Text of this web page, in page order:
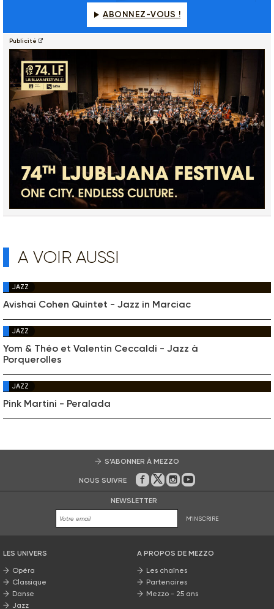
ABONNEZ-VOUS !
Publicité
A VOIR AUSSI
JAZZ
Avishai Cohen Quintet - Jazz in Marciac
JAZZ
Yom & Théo et Valentin Ceccaldi - Jazz à
Porquerolles
JAZZ
Pink Martini - Peralada
S’ABONNER À MEZZO
NOUS SUIVRE Sur Facebook
Sur Twitter
Sur Instagram
Sur Youtube
NEWSLETTER
M'INSCRIRE
LES UNIVERS
Opéra
Classique
Danse
Jazz
A PROPOS DE MEZZO
Les chaînes
Partenaires
Mezzo - 25 ans